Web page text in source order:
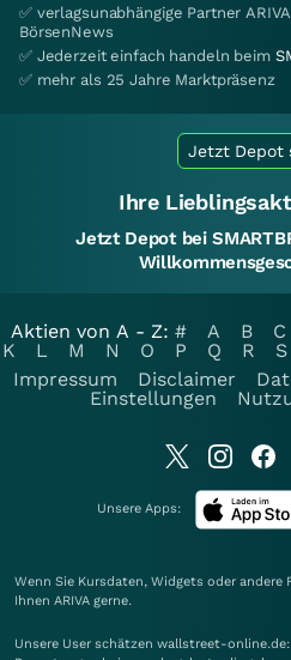
✅ verlagsunabhängige Partner
BörsenNews
✅ Jederzeit einfach handeln beim
✅ mehr als 25 Jahre Marktpräsenz
Jetzt Depot
Ihre
Jetzt Depot bei
Aktien von A - Z: # A B C
K
L M N O P Q R S
Impressum
Disclaimer
Einstellungen
Unsere Apps:
Wenn Sie Kursdaten, Widgets oder
Ihnen ARIVA gerne.
Unsere User schätzen wallstreet-